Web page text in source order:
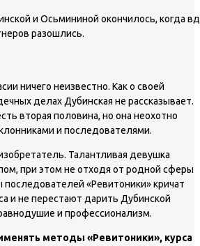
и Осьмининой окончилось, когда
разошлись.
ничего неизвестно. Как о своей
делах Дубинская не рассказывает.
вторая половина, но она неохотно
и последователями.
Талантливая девушка
при этом не отходя от родной сферы
«Ревитоники» кричат
и не перестают дарить Дубинской
и профессионализм.
методы «Ревитоники», курса